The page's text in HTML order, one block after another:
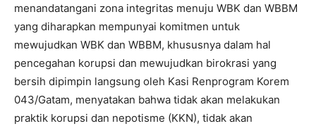
menandatangani zona integritas menuju WBK dan WBBM
yang diharapkan mempunyai komitmen untuk
mewujudkan WBK dan WBBM, khususnya dalam hal
pencegahan korupsi dan mewujudkan birokrasi yang
bersih dipimpin langsung oleh Kasi Renprogram Korem
043/Gatam, menyatakan bahwa tidak akan melakukan
praktik korupsi dan nepotisme (KKN), tidak akan